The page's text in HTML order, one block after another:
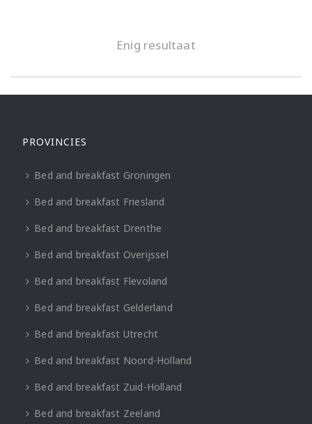
Enig resultaat
PROVINCIES
Bed and breakfast Groningen
Bed and breakfast Friesland
Bed and breakfast Drenthe
Bed and breakfast Overijssel
Bed and breakfast Flevoland
Bed and breakfast Gelderland
Bed and breakfast Utrecht
Bed and breakfast Noord-Holland
Bed and breakfast Zuid-Holland
Bed and breakfast Zeeland